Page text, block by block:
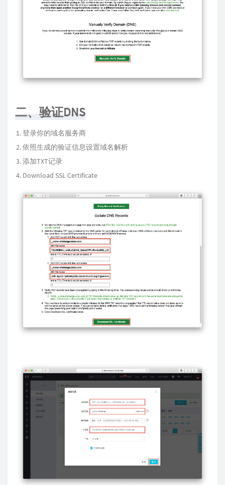
二、验证DNS
登录你的域名服务商
依照生成的验证信息设置域名解析
添加TXT记录
Download SSL Certificate